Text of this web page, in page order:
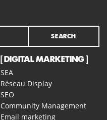
DIGITAL MARKETING
SEA
Réseau Display
SEO
Community Management
Email marketing